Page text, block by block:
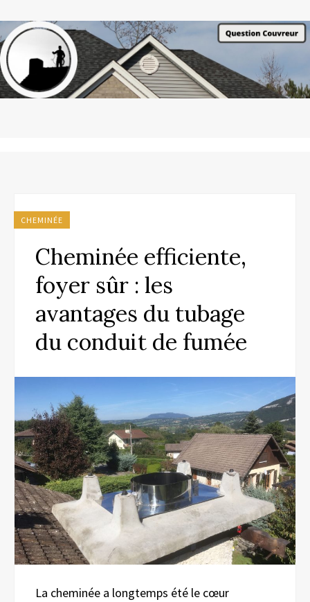
CHEMINÉE
Cheminée efficiente,
foyer sûr : les
avantages du tubage
du conduit de fumée
La cheminée a longtemps été le cœur